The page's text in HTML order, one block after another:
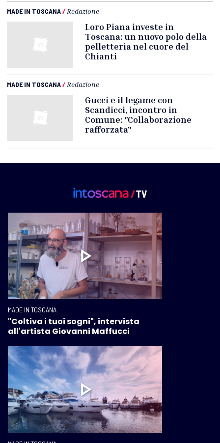
MADE IN TOSCANA/ Redazione
Loro Piana investe in
Toscana: un nuovo polo della
pelletteria nel cuore del
Chianti
MADE IN TOSCANA/ Redazione
Gucci e il legame con
Scandicci, incontro in
Comune: "Collaborazione
rafforzata"
MADE IN TOSCANA
"Coltiva i tuoi sogni", intervista
all'artista Giovanni Maffucci